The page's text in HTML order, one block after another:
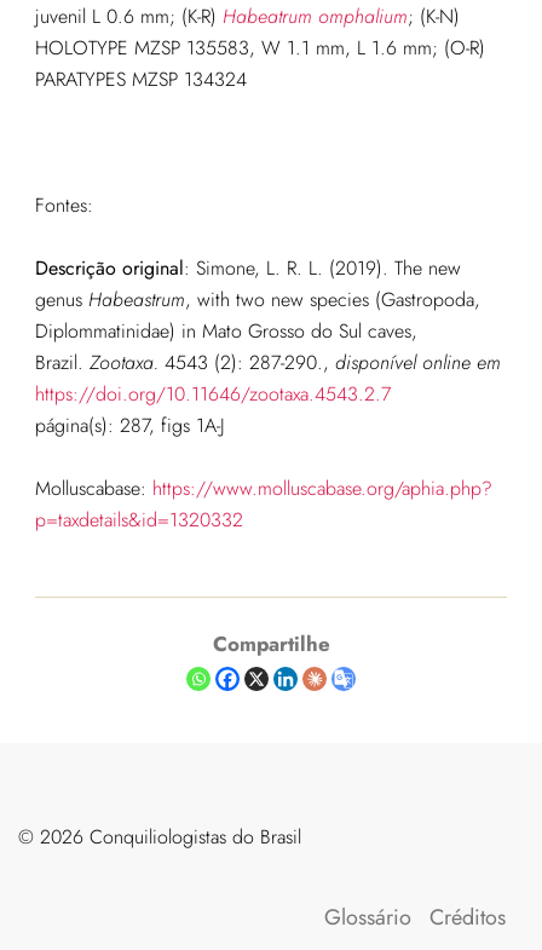
juvenil L 0.6 mm; (K-R) Habeatrum omphalium; (K-N)
HOLOTYPE MZSP 135583, W 1.1 mm, L 1.6 mm; (O-R)
PARATYPES MZSP 134324
Fontes:
Descrição original: Simone, L. R. L. (2019). The new
genus Habeastrum, with two new species (Gastropoda,
Diplommatinidae) in Mato Grosso do Sul caves,
Brazil. Zootaxa. 4543 (2): 287-290., disponível online em
https://doi.org/10.11646/zootaxa.4543.2.7
página(s): 287, figs 1A-J
Molluscabase: https://www.molluscabase.org/aphia.php?
p=taxdetails&id=1320332
Compartilhe
©️ 2026 Conquiliologistas do Brasil
Glossário Créditos